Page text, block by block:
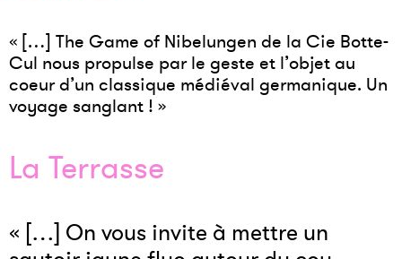
« […] The Game of Nibelungen de la Cie Botte-
Cul nous propulse par le geste et l’objet au
coeur d’un classique médiéval germanique. Un
voyage sanglant ! »
La Terrasse
« […] On vous invite à mettre un